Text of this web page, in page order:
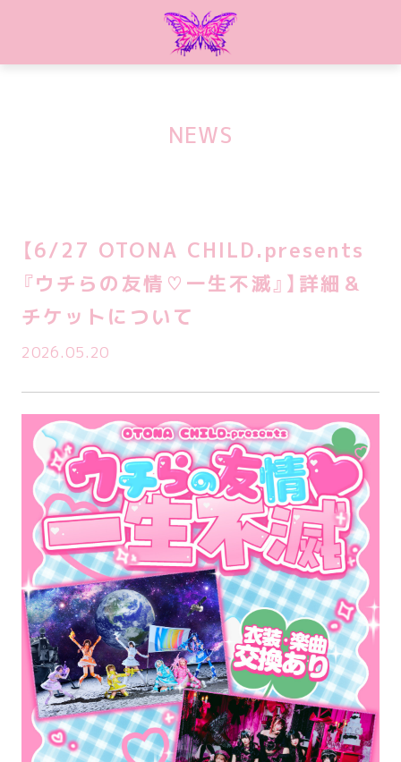
NEWS
【6/27 OTONA CHILD.presents
『ウチらの友情♡一生不滅』】詳細＆
チケットについて
2026.05.20